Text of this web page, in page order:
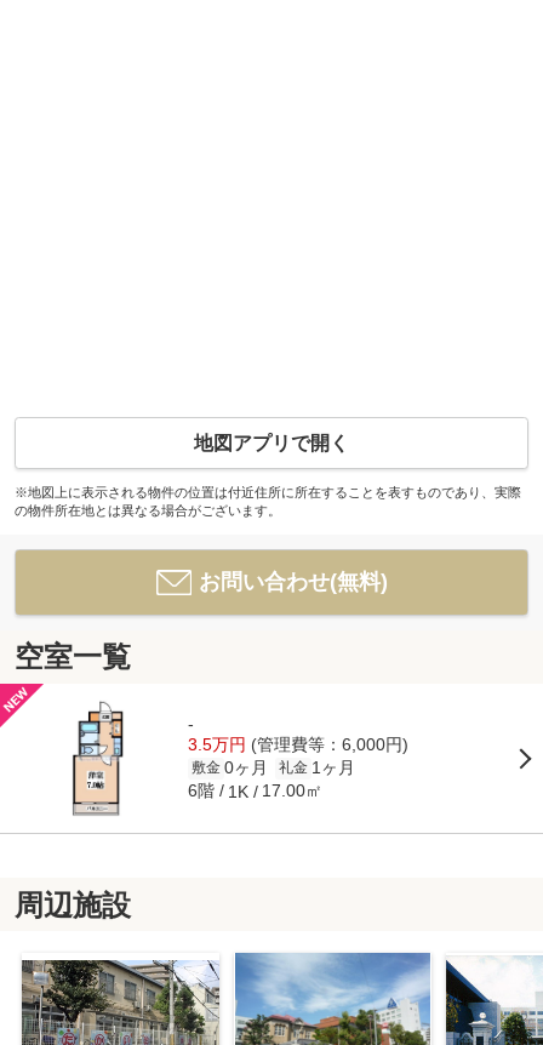
地図アプリで開く
※地図上に表示される物件の位置は付近住所に所在することを表すものであり、実際
の物件所在地とは異なる場合がございます。
お問い合わせ(無料)
空室一覧
-
3.5万円 (管理費等：6,000円)
敷金 0ヶ月 礼金 1ヶ月
6階 1K 17.00㎡
周辺施設